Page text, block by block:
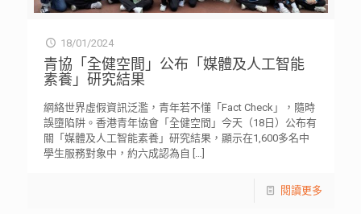
18/01/2024
青協「全健空間」公布「媒體及人工智能
素養」研究結果
網絡世界虛假資訊泛濫，青年若不懂「Fact Check」，隨時
誤墮陷阱。香港青年協會「全健空間」今天（18日）公布有
關「媒體及人工智能素養」研究結果，顯示在1,600多名中
學生服務對象中，約六成認為自 […]
閱讀更多